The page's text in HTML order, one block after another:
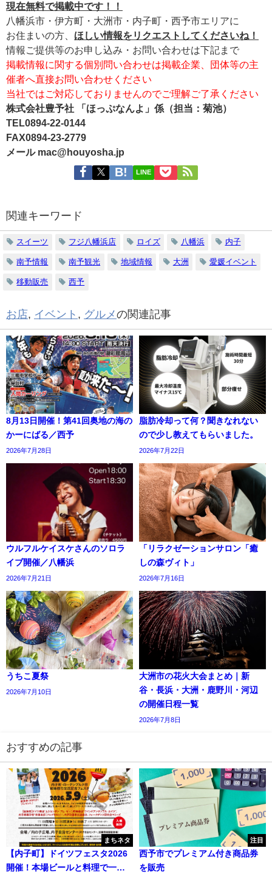
現在無料で掲載中です！！
八幡浜市・伊方町・大洲市・内子町・西予市エリアに
お住まいの方、 ほしい情報をリクエストしてくださいね！
情報ご提供等のお申し込み・お問い合わせは下記まで
掲載情報に関する個別問い合わせは掲載企業、団体等の主
催者へ直接お問い合わせください
当社ではご対応しておりませんのでご理解ご了承ください
株式会社豊予社 「ほっぷなんよ」係（担当：菊池）
TEL0894-22-0144
FAX0894-23-2779
メール mac@houyosha.jp
LINE
関連キーワード
スイーツ フジ八幡浜店 ロイズ 八幡浜 内子
南予情報 南予観光 地域情報 大洲 愛媛イベント
移動販売 西予
お店 イベント グルメの関連記事
8月13日開催！第41回奥地の海の
かーにばる／西予
2026年7月28日
脂肪冷却って何？聞きなれない
ので少し教えてもらいました。
2026年7月22日
ウルフルケイスケさんのソロラ
イブ開催／八幡浜
2026年7月21日
「リラクゼーションサロン「癒
しの森ヴィト」
2026年7月16日
うちこ夏祭
2026年7月10日
大洲市の花火大会まとめ｜新
谷・長浜・大洲・鹿野川・河辺
の開催日程一覧
2026年7月8日
おすすめの記事
まちネタ
【内子町】ドイツフェスタ2026
開催！本場ビールと料理で一日
注目
西予市でプレミアム付き商品券
を販売